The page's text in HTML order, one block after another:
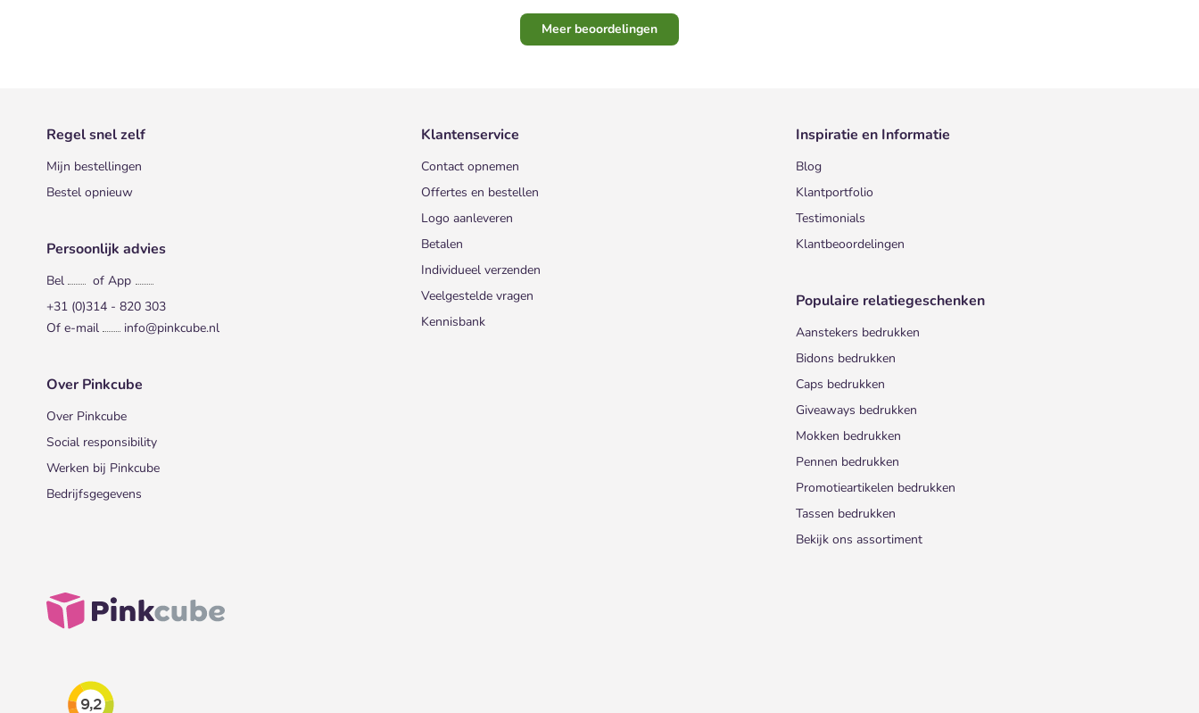
Meer beoordelingen
Regel snel zelf
Mijn bestellingen
Bestel opnieuw
Persoonlijk advies
Bel
of App
+31 (0)314 - 820 303
Of e-mail
info@pinkcube.nl
Over Pinkcube
Over Pinkcube
Social responsibility
Werken bij Pinkcube
Bedrijfsgegevens
Klantenservice
Contact opnemen
Offertes en bestellen
Logo aanleveren
Betalen
Individueel verzenden
Veelgestelde vragen
Kennisbank
Inspiratie en Informatie
Blog
Klantportfolio
Testimonials
Klantbeoordelingen
Populaire relatiegeschenken
Aanstekers bedrukken
Bidons bedrukken
Caps bedrukken
Giveaways bedrukken
Mokken bedrukken
Pennen bedrukken
Promotieartikelen bedrukken
Tassen bedrukken
Bekijk ons assortiment